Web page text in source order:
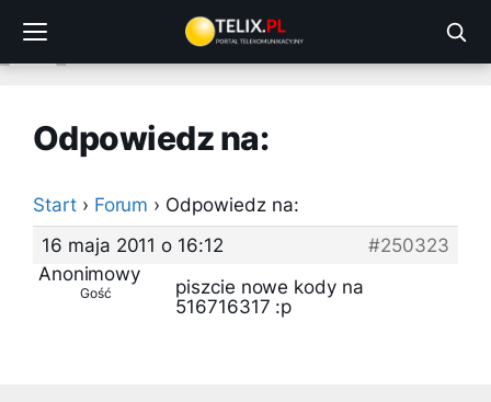
treści
Odpowiedz na:
Start › Forum › Odpowiedz na:
16 maja 2011 o 16:12
#250323
Anonimowy
Gość
piszcie nowe kody na
516716317 :p